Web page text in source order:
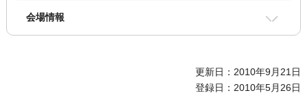
会場情報
更新日：2010年9月21日
登録日：2010年5月26日